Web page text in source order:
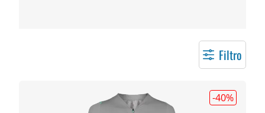
Filtro
-40%